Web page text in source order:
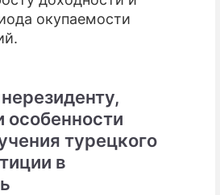
окупаемости
особенности
турецкого
в